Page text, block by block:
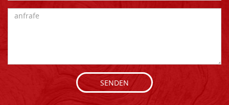
SENDEN